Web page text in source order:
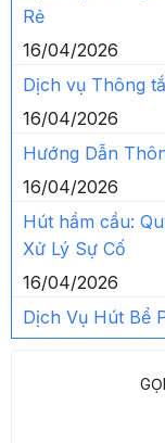
Rẻ
16/04/2026
Dịch vụ Thông
16/04/2026
Hướng Dẫn
16/04/2026
Hút hầm cầu:
Xử Lý Sự Cố
16/04/2026
Dịch Vụ Hút Bể